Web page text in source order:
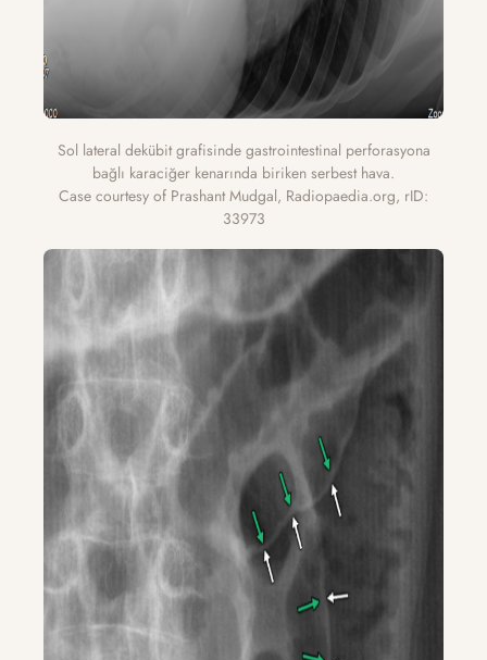
Sol lateral dekübit grafisinde gastrointestinal perforasyona
bağlı karaciğer kenarında biriken serbest hava.
Case courtesy of Prashant Mudgal, Radiopaedia.org, rID:
33973